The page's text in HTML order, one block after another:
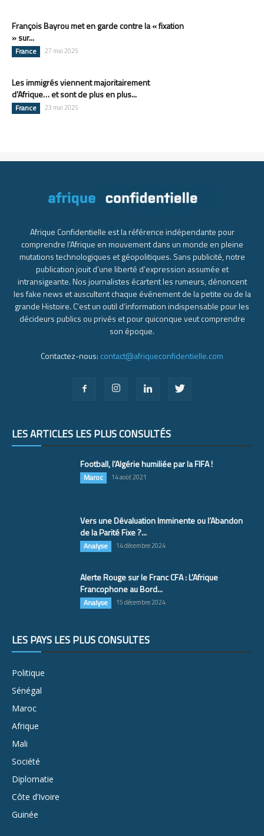
François Bayrou met en garde contre la « fixation
» sur...
France 27 mai 2025
Les immigrés viennent majoritairement
d’Afrique… et sont de plus en plus...
France 23 mai 2025
Afrique Confidentielle est la référence indépendante pour
comprendre l’Afrique en mouvement dans un monde en pleine
mutations technologiques et géopolitiques. Sans publicité, notre
publication jouit d’une liberté d’expression assumée et
intransigeante. Nos journalistes écartent les rumeurs, dénoncent
les fake news et auscultent chaque événement de la petite ou de la
grande Histoire. C’est un outil d’information indispensable pour les
décideurs publics ou privés et pour quiconque veut comprendre
son époque.
Contactez-nous: contact@afriqueconfidentielle.com
LES ARTICLES LES PLUS CONSULTÉS
Football, l’Algérie humiliée par la FIFA !
Maroc 14 août 2021
Vers une Dévaluation Imminente ou l’Abandon
de la Parité Fixe ?...
Analyse 14 décembre 2024
Alerte Rouge sur le Franc CFA : L’Afrique
Francophone au Bord...
Analyse 15 décembre 2024
LES PAYS LES PLUS CONSULTÉS
Politique
Sénégal
Maroc
Afrique
Mali
Société
Diplomatie
Côte d’Ivoire
Guinée